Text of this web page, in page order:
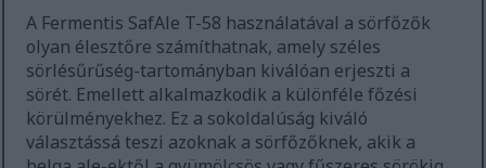
A Fermentis SafAle T-58 használatával a sörfőzők
olyan élesztőre számíthatnak, amely széles
sörlésűrűség-tartományban kiválóan erjeszti a
sörét. Emellett alkalmazkodik a különféle főzési
körülményekhez. Ez a sokoldalúság kiváló
választássá teszi azoknak a sörfőzőknek, akik a